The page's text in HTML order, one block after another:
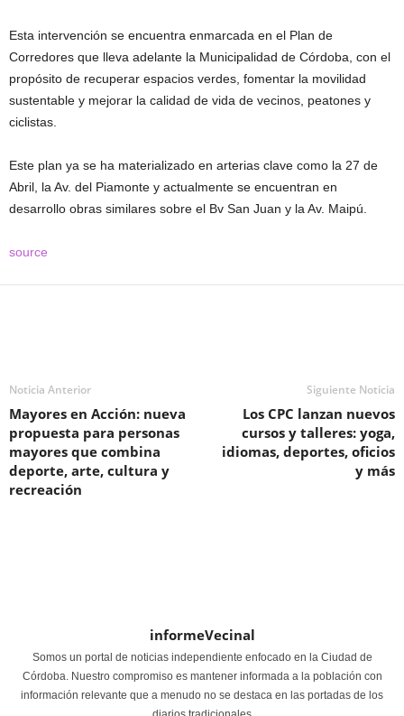
Esta intervención se encuentra enmarcada en el Plan de
Corredores que lleva adelante la Municipalidad de Córdoba, con el
propósito de recuperar espacios verdes, fomentar la movilidad
sustentable y mejorar la calidad de vida de vecinos, peatones y
ciclistas.
Este plan ya se ha materializado en arterias clave como la 27 de
Abril, la Av. del Piamonte y actualmente se encuentran en
desarrollo obras similares sobre el Bv San Juan y la Av. Maipú.
source
Noticia Anterior
Mayores en Acción: nueva
propuesta para personas
mayores que combina
deporte, arte, cultura y
recreación
Siguiente Noticia
Los CPC lanzan nuevos
cursos y talleres: yoga,
idiomas, deportes, oficios
y más
informeVecinal
Somos un portal de noticias independiente enfocado en la Ciudad de
Córdoba. Nuestro compromiso es mantener informada a la población con
información relevante que a menudo no se destaca en las portadas de los